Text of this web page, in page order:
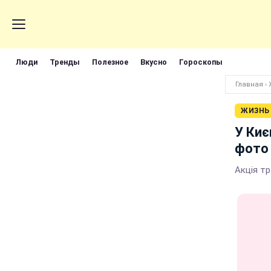
Люди Тренды Полезное Вкусно Гороскопы
Главная ›
ЖИЗНЬ
У
фото
Акція